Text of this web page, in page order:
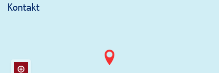
Kontakt